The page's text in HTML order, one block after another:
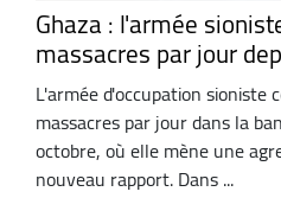
Ghaza : l'armée
massacres par jour
L'armée d'occupation
massacres par jour dans la
octobre, où elle mène une
nouveau rapport. Dans ...